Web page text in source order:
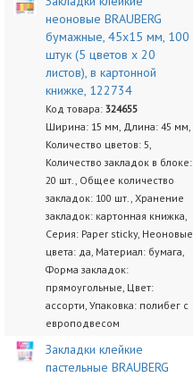
неоновые BRAUBERG
бумажные, 45х15 мм, 100
штук (5 цветов х 20
листов), в картонной
книжке, 122734
Код товара: 324655
Ширина: 15 мм, Длина: 45 мм,
Количество цветов: 5,
Количество закладок в блоке:
20 шт., Общее количество
закладок: 100 шт., Хранение
закладок: картонная книжка,
Серия: Paper sticky, Неоновые
цвета: да, Материал: бумага,
Форма закладок:
прямоугольные, Цвет:
ассорти, Упаковка: полибег с
европодвесом
Закладки клейкие
пастельные BRAUBERG